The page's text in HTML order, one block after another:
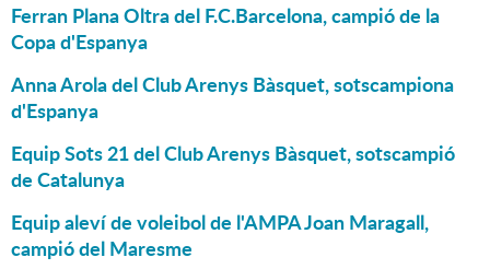
Ferran Plana Oltra del F.C.Barcelona, campió de la
Copa d'Espanya
Anna Arola del Club Arenys Bàsquet, sotscampiona
d'Espanya
Equip Sots 21 del Club Arenys Bàsquet, sotscampió
de Catalunya
Equip aleví de voleibol de l'AMPA Joan Maragall,
campió del Maresme